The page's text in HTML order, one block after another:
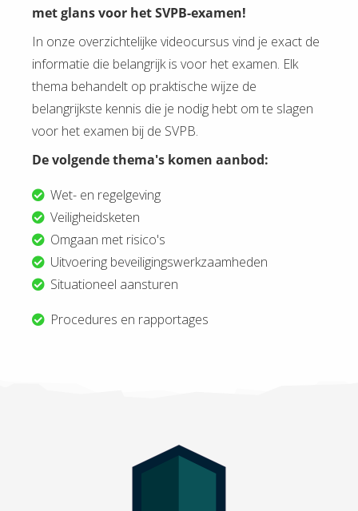
met glans voor het SVPB-examen!
In onze overzichtelijke videocursus vind je exact de
informatie die belangrijk is voor het examen. Elk
thema behandelt op praktische wijze de
belangrijkste kennis die je nodig hebt om te slagen
voor het examen bij de SVPB.
De volgende thema's komen aanbod:
Wet- en regelgeving
Veiligheidsketen
Omgaan met risico's
Uitvoering beveiligingswerkzaamheden
Situationeel aansturen
Procedures en rapportages